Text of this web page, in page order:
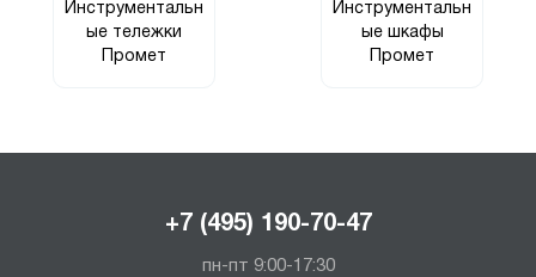
Инструментальн
ые тележки
Промет
Инструментальн
ые шкафы
Промет
+7 (495) 190-70-47
пн-пт 9:00-17:30